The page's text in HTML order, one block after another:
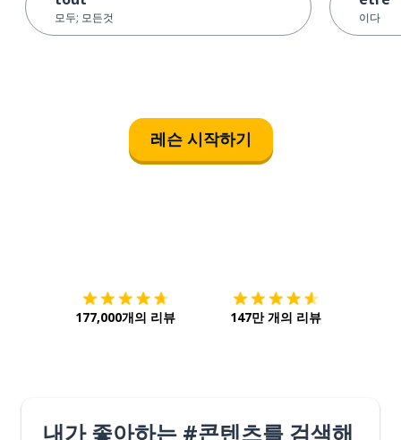
모두; 모든것 이다
레슨 시작하기
177,000개의 리뷰 147만 개의 리뷰
내가 좋아하는 #콘텐츠를 검색해